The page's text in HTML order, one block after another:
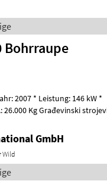
Bohrraupe
2007 * Leistung: 146 kW *
strojevi Ostali
GmbH
Wild